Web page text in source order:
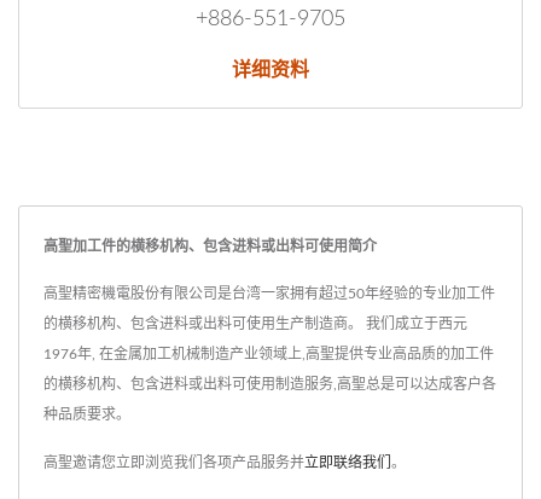
+886-551-9705
详细资料
高聖加工件的横移机构、包含进料或出料可使用简介
高聖精密機電股份有限公司是台湾一家拥有超过50年经验的专业加工件
的横移机构、包含进料或出料可使用生产制造商。 我们成立于西元
1976年, 在金属加工机械制造产业领域上,高聖提供专业高品质的加工件
的横移机构、包含进料或出料可使用制造服务,高聖总是可以达成客户各
种品质要求。
高聖邀请您立即浏览我们各项产品服务并立即联络我们 。